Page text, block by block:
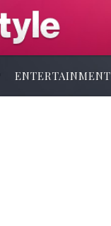
ENTERTAINMENT